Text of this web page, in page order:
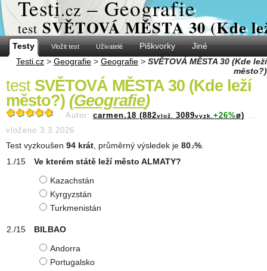
Testi.cz – Geografie
test SVĚTOVÁ MĚSTA 30 (Kde
Testy Vložit test Uživatelé Piškvorky
Jiné
Testi.cz > Geografie > Geografie > SVĚTOVÁ MĚSTA 30 (Kde leží
město?)
test SVĚTOVÁ MĚSTA 30 (Kde leží
město?) (Geografie)
Autor: carmen.18 (882vlož. 3089vyzk. +26%ø) ...
vloženo 3.3.2026
Test vyzkoušen 94 krát , průměrný výsledek je 80 .2%
Ve kterém státě leží město ALMATY?
Kazachstán
Kyrgyzstán
Turkmenistán
BILBAO
Andorra
Portugalsko